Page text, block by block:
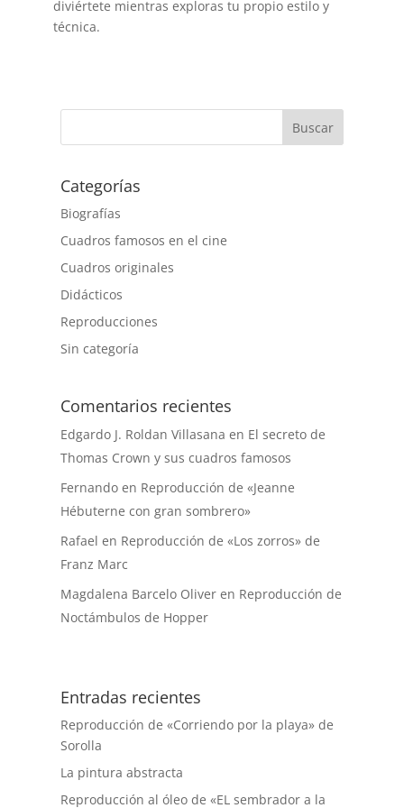
diviértete mientras exploras tu propio estilo y
técnica.
Buscar
Categorías
Biografías
Cuadros famosos en el cine
Cuadros originales
Didácticos
Reproducciones
Sin categoría
Comentarios recientes
Edgardo J. Roldan Villasana en El secreto de
Thomas Crown y sus cuadros famosos
Fernando en Reproducción de «Jeanne
Hébuterne con gran sombrero»
Rafael en Reproducción de «Los zorros» de
Franz Marc
Magdalena Barcelo Oliver en Reproducción de
Noctámbulos de Hopper
Entradas recientes
Reproducción de «Corriendo por la playa» de
Sorolla
La pintura abstracta
Reproducción al óleo de «EL sembrador a la